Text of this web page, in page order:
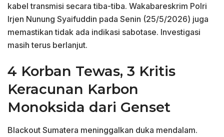
kabel transmisi secara tiba-tiba. Wakabareskrim Polri
Irjen Nunung Syaifuddin pada Senin (25/5/2026) juga
memastikan tidak ada indikasi sabotase. Investigasi
masih terus berlanjut.
4 Korban Tewas, 3 Kritis
Keracunan Karbon
Monoksida dari Genset
Blackout Sumatera meninggalkan duka mendalam.